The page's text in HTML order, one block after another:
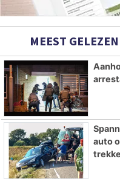
MEEST GELEZEN
auto